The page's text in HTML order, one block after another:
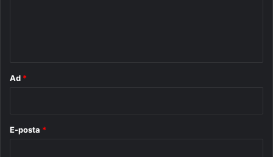
Ad *
E-posta *